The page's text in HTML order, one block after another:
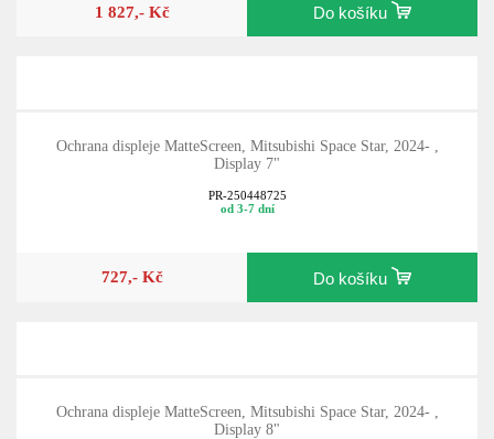
1 827,- Kč Do košíku
Ochrana displeje MatteScreen, Mitsubishi Space Star, 2024- ,
Display 7"
PR-250448725
od 3-7 dní
727,- Kč Do košíku
Ochrana displeje MatteScreen, Mitsubishi Space Star, 2024- ,
Display 8"